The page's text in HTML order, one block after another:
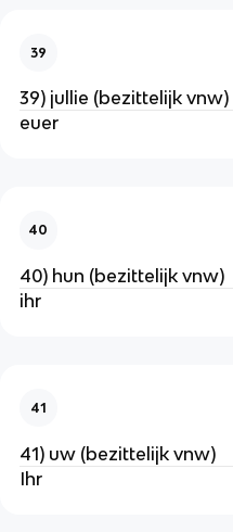
39
39) jullie (bezittelijk vnw)
euer
40
40) hun (bezittelijk vnw)
ihr
41
41) uw (bezittelijk vnw)
Ihr